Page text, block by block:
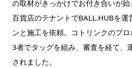
の取材がきっかけでお付き合いが
百貨店のテナントでBALL.HUBを運
ンと施工を依頼。コトリンクのプ
3者でタッグを組み、審査を経て、
されました。